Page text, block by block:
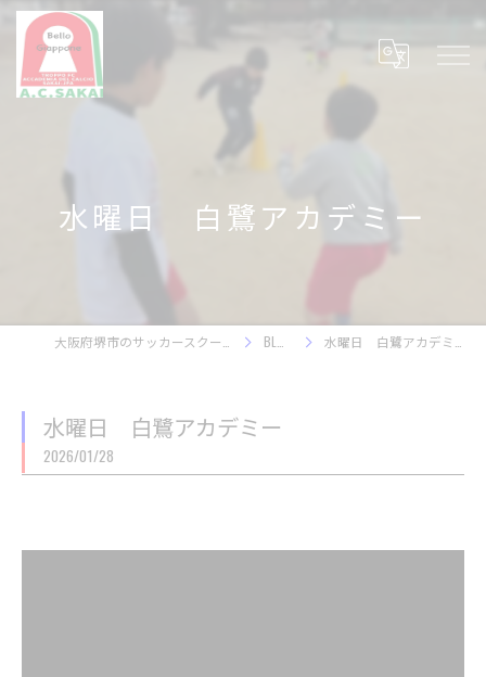
水曜日 白鷺アカデミー
BLOG 水曜日 白鷺アカデミー
水曜日 白鷺アカデミー
2026/01/28